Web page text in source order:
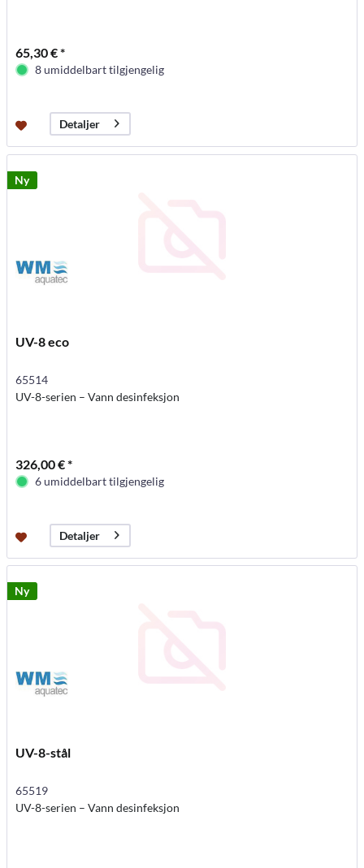
65,30 € *
8 umiddelbart tilgjengelig
Detaljer
Ny
UV-8 eco
65514
UV-8-serien – Vann desinfeksjon
326,00 € *
6 umiddelbart tilgjengelig
Detaljer
Ny
UV-8-stål
65519
UV-8-serien – Vann desinfeksjon